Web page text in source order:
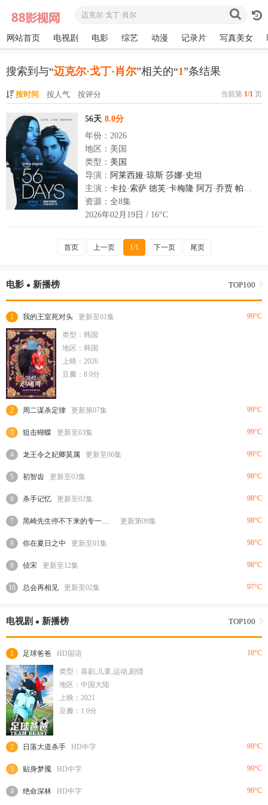
网站首页 电视剧 电影 综艺 动漫 记录片 写真美女
搜索到与“迈克尔·戈丁·肖尔”相关的“1”条结果
按时间 按人气 按评分 当前第 1/1 页
56天 8.0分
年份：2026
地区：美国
类型： 美国
导演： 阿莱西娅·琼斯 莎娜·史坦
主演： 卡拉·索萨 德芙·卡梅隆 阿万·乔贾 帕奇·德拉奇
资源：全8集
2026年02月19日 / 16°C
首页 上一页 1/1 下一页 尾页
电影 新播榜 TOP100
1 我的王室死对头 更新至01集 99°C
类型：韩国
地区：韩国
上映：2026
豆瓣：8.0分
2 周二谋杀定律 更新第07集 99°C
3 狙击蝴蝶 更新至03集 99°C
4 龙王令之妃卿莫属 更新至06集 99°C
5 初智齿 更新至03集 98°C
6 杀手记忆 更新至02集 98°C
7 黑崎先生停不下来的专一之爱 更新第09集 98°C
8 你在夏日之中 更新至01集 98°C
9 侦宋 更新至12集 98°C
10 总会再相见 更新至02集 97°C
电视剧 新播榜 TOP100
1 足球爸爸 HD国语 10°C
类型：喜剧,儿童,运动,剧情
地区：中国大陆
上映：2021
豆瓣：1.0分
2 日落大道杀手 HD中字 99°C
3 贴身梦魇 HD中字 99°C
4 绝命深林 HD中字 99°C